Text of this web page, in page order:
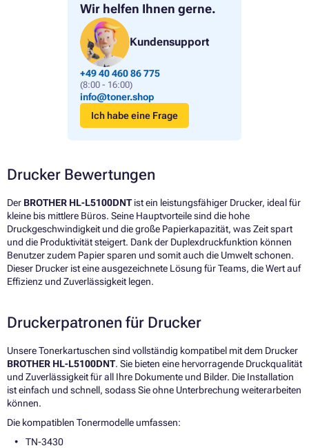
Wir helfen Ihnen gerne.
Kundensupport
+49 40 460 86 775
(8:00 - 16:00)
info@toner.shop
Ich habe eine Frage
Drucker Bewertungen
Der BROTHER HL-L5100DNTist ein leistungsfähiger Drucker, ideal für
kleine bis mittlere Büros. Seine Hauptvorteile sind die hohe
Druckgeschwindigkeit und die große Papierkapazität, was Zeit spart
und die Produktivität steigert. Dank der Duplexdruckfunktion können
Benutzer zudem Papier sparen und somit auch die Umwelt schonen.
Dieser Drucker ist eine ausgezeichnete Lösung für Teams, die Wert auf
Effizienz und Zuverlässigkeit legen.
Druckerpatronen für Drucker
Unsere Tonerkartuschen sind vollständig kompatibel mit dem Drucker
BROTHER HL-L5100DNT. Sie bieten eine hervorragende Druckqualität
und Zuverlässigkeit für all Ihre Dokumente und Bilder. Die Installation
ist einfach und schnell, sodass Sie ohne Unterbrechung weiterarbeiten
können.
Die kompatiblen Tonermodelle umfassen:
TN-3430